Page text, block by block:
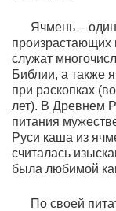
Ячмень – один
произрастающих
служат
Библии, а также
при раскопках
лет). В Древнем
питания
Руси каша из
считалась
была любимой
По своей